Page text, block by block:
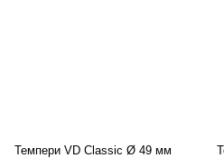
Темпери VD Classic Ø 49 мм